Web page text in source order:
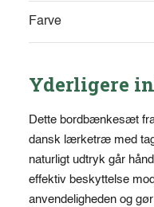
Farve
Yderligere
Dette bordbænkesæt
dansk lærketræ med
naturligt udtryk går
effektiv beskyttelse
anvendeligheden og